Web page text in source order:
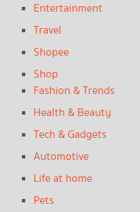
Entertainment
Travel
Shopee
Shop
Fashion & Trends
Health & Beauty
Tech & Gadgets
Automotive
Life at home
Pets